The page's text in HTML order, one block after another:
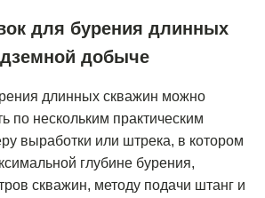
для бурения длинных
добыче
длинных скважин можно
по нескольким практическим
выработки или штрека, в котором
глубине бурения,
скважин, методу подачи штанг и